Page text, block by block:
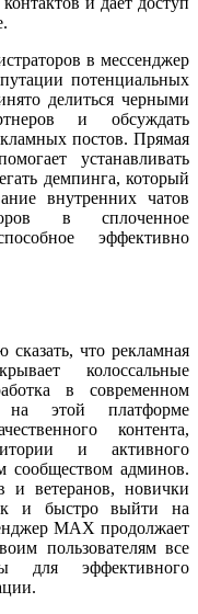
в мессенджер
потенциальных
делиться черными
и обсуждать
постов. Прямая
устанавливать
демпинга, который
внутренних чатов
в сплоченное
эффективно
что рекламная
колоссальные
в современном
на этой платформе
контента,
и активного
сообществом админов.
и ветеранов, новички
и быстро выйти на
MAX продолжает
пользователям все
для эффективного